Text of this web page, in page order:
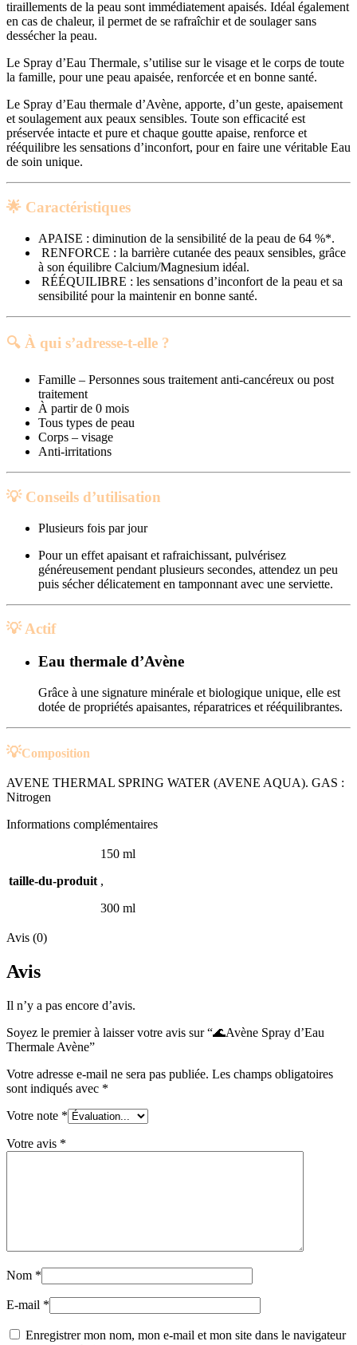
tiraillements de la peau sont immédiatement apaisés. Idéal également
en cas de chaleur, il permet de se rafraîchir et de soulager sans
dessécher la peau.
Le Spray d’Eau Thermale, s’utilise sur le visage et le corps de toute
la famille, pour une peau apaisée, renforcée et en bonne santé.
Le Spray d’Eau thermale d’Avène, apporte, d’un geste, apaisement
et soulagement aux peaux sensibles. Toute son efficacité est
préservée intacte et pure et chaque goutte apaise, renforce et
rééquilibre les sensations d’inconfort, pour en faire une véritable Eau
de soin unique.
🌟 Caractéristiques
APAISE : diminution de la sensibilité de la peau de 64 %*.
RENFORCE : la barrière cutanée des peaux sensibles, grâce
à son équilibre Calcium/Magnesium idéal.
RÉÉQUILIBRE : les sensations d’inconfort de la peau et sa
sensibilité pour la maintenir en bonne santé.
🔍 À qui s’adresse-t-elle ?
Famille – Personnes sous traitement anti-cancéreux ou post
traitement
À partir de 0 mois
Tous types de peau
Corps – visage
Anti-irritations
💡 Conseils d’utilisation
Plusieurs fois par jour
Pour un effet apaisant et rafraichissant, pulvérisez
généreusement pendant plusieurs secondes, attendez un peu
puis sécher délicatement en tamponnant avec une serviette.
💡 Actif
Eau thermale d’Avène
Grâce à une signature minérale et biologique unique, elle est
dotée de propriétés apaisantes, réparatrices et rééquilibrantes.
💡Composition
AVENE THERMAL SPRING WATER (AVENE AQUA). GAS :
Nitrogen
Informations complémentaires
taille-du-produit
150 ml
,
300 ml
Avis (0)
Avis
Il n’y a pas encore d’avis.
Soyez le premier à laisser votre avis sur “🌊Avène Spray d’Eau
Thermale Avène”
Votre adresse e-mail ne sera pas publiée. Les champs obligatoires
sont indiqués avec *
Votre note *
Votre avis *
Nom *
E-mail *
Enregistrer mon nom, mon e-mail et mon site dans le navigateur